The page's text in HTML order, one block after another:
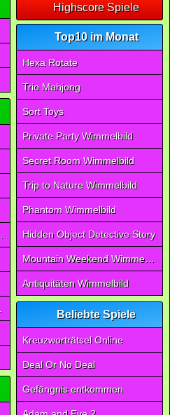
Highscore Spiele
Top10 im Monat
Hexa Rotate
Trio Mahjong
Sort Toys
Private Party Wimmelbild
Secret Room Wimmelbild
Trip to Nature Wimmelbild
Phantom Wimmelbild
Hidden Object Detective Story
Mountain Weekend Wimmelbild
Antiquitäten Wimmelbild
Beliebte Spiele
Kreuzworträtsel Online
Deal Or No Deal
Gefängnis entkommen